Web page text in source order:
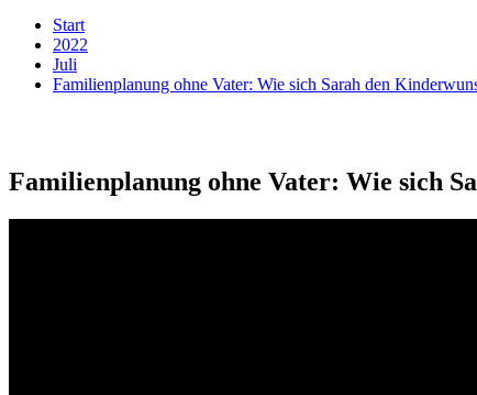
Start
2022
Juli
Familienplanung ohne Vater: Wie sich Sarah den
Familienplanung ohne Vater: Wie sich